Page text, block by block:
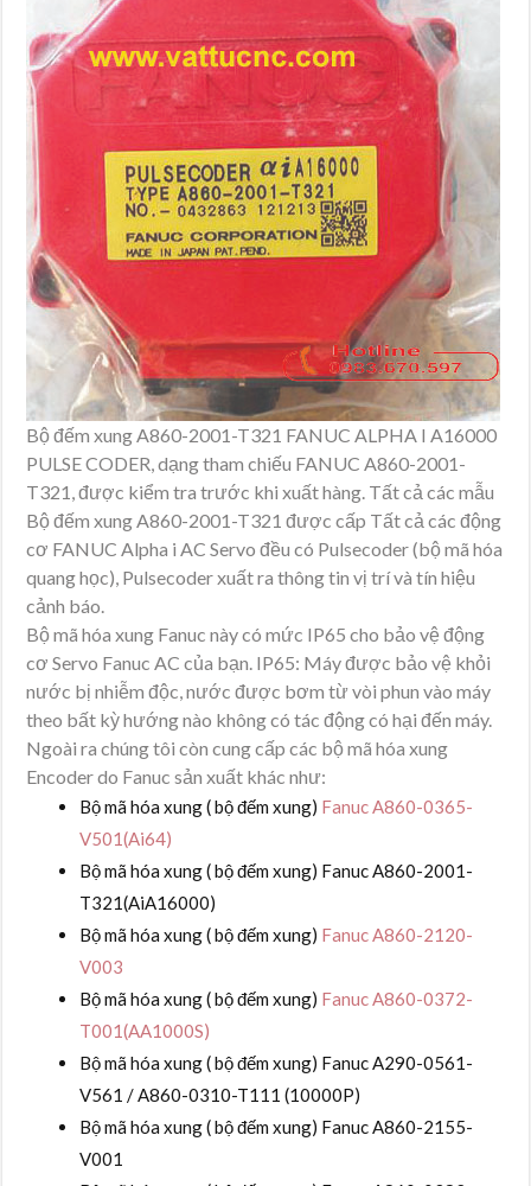
Bộ đếm xung A860-2001-T321 FANUC ALPHA I A16000
PULSE CODER, dạng tham chiếu FANUC A860-2001-
T321, được kiểm tra trước khi xuất hàng. Tất cả các mẫu
Bộ đếm xung A860-2001-T321 được cấp Tất cả các động
cơ FANUC Alpha i AC Servo đều có Pulsecoder (bộ mã hóa
quang học), Pulsecoder xuất ra thông tin vị trí và tín hiệu
cảnh báo.
Bộ mã hóa xung Fanuc này có mức IP65 cho bảo vệ động
cơ Servo Fanuc AC của bạn. IP65: Máy được bảo vệ khỏi
nước bị nhiễm độc, nước được bơm từ vòi phun vào máy
theo bất kỳ hướng nào không có tác động có hại đến máy.
Ngoài ra chúng tôi còn cung cấp các bộ mã hóa xung
Encoder do Fanuc sản xuất khác như:
Bộ mã hóa xung ( bộ đếm xung) Fanuc A860-0365-
V501(Ai64)
Bộ mã hóa xung ( bộ đếm xung) Fanuc A860-2001-
T321(AiA16000)
Bộ mã hóa xung ( bộ đếm xung) Fanuc A860-2120-
V003
Bộ mã hóa xung ( bộ đếm xung) Fanuc A860-0372-
T001(AA1000S)
Bộ mã hóa xung ( bộ đếm xung) Fanuc A290-0561-
V561 / A860-0310-T111 (10000P)
Bộ mã hóa xung ( bộ đếm xung) Fanuc A860-2155-
V001